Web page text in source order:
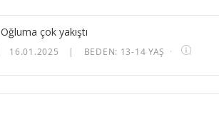
Oğluma çok yakıştı
16.01.2025 | BEDEN: 13-14 YAŞ ·